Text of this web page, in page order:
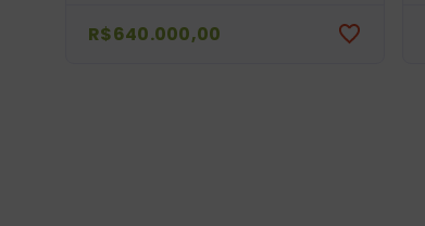
R$640.000,00